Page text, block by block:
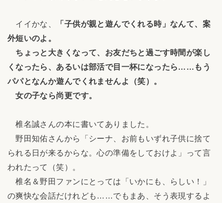
イイかな、
「子供が親と遊んでくれる時」なんて、案
外短いのよ。
ちょっと大きくなって、お友だちと過ごす時間が楽し
くなったら、あるいは部活で目一杯になったら……もう
パパとなんか遊んでくれませんよ（笑）。
女の子なら尚更です。
椎名誠さんの本に書いてありました。
野田知佑さんから「シーナ、お前もいずれ子供に捨て
られる日が来るからな。心の準備をしておけよ」って言
われたって（笑）。
椎名＆野田ファンにとっては「いかにも、らしい！」
の爽快な会話だけれども……でもまあ、そう表現するよ